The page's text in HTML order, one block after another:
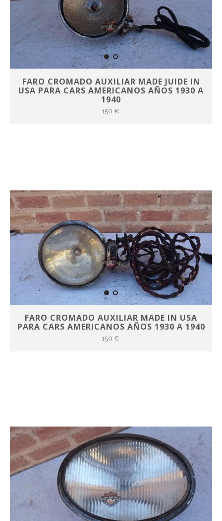
FARO CROMADO AUXILIAR MADE JUIDE IN
USA PARA CARS AMERICANOS AÑOS 1930 A
1940
150 €
FARO CROMADO AUXILIAR MADE IN USA
PARA CARS AMERICANOS AÑOS 1930 A 1940
150 €